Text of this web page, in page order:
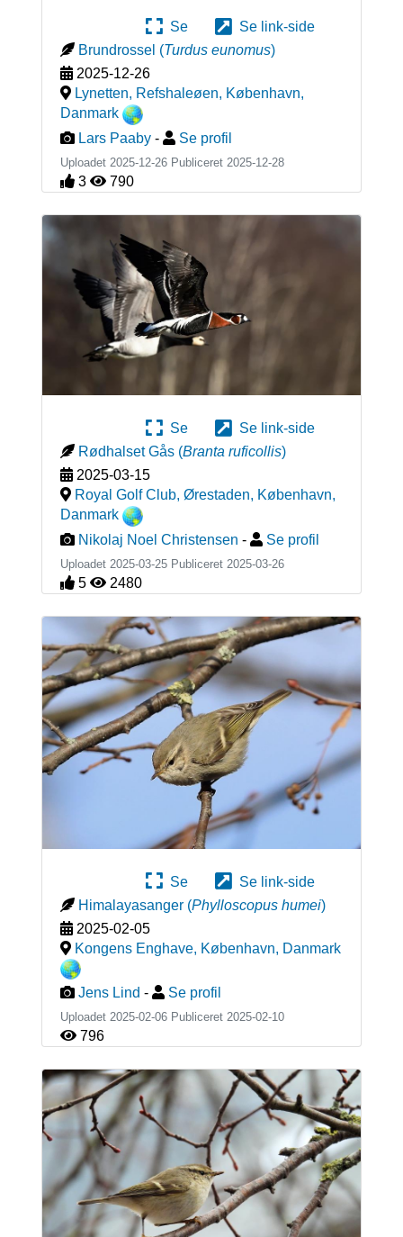
Se
Se link-side
Brundrossel (Turdus eunomus)
2025-12-26
Lynetten, Refshaleøen, København,
Danmark
Lars Paaby - Se profil
Uploadet 2025-12-26 Publiceret 2025-12-28
3 790
Se
Se link-side
Rødhalset Gås (Branta ruficollis)
2025-03-15
Royal Golf Club, Ørestaden, København,
Danmark
Nikolaj Noel Christensen - Se profil
Uploadet 2025-03-25 Publiceret 2025-03-26
5 2480
Se
Se link-side
Himalayasanger (Phylloscopus humei)
2025-02-05
Kongens Enghave, København, Danmark
Jens Lind - Se profil
Uploadet 2025-02-06 Publiceret 2025-02-10
796